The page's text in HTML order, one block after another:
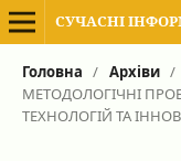
Головна / Архіви /
МЕТОДОЛОГІЧНІ
ТЕХНОЛОГІЙ ТА